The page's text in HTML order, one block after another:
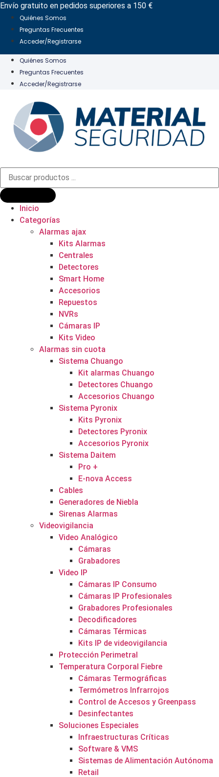
Ir
contenido
Envío gratuito en pedidos superiores a 150 €
Quiénes Somos
Preguntas Frecuentes
Acceder/Registrarse
Quiénes Somos
Preguntas Frecuentes
Acceder/Registrarse
Búsqueda
productos
Inicio
Categorías
Alarmas ajax
Kits Alarmas
Centrales
Detectores
Smart Home
Accesorios
Repuestos
NVRs
Cámaras IP
Kits Video
Alarmas sin cuota
Sistema Chuango
Kit alarmas Chuango
Detectores Chuango
Accesorios Chuango
Sistema Pyronix
Kits Pyronix
Detectores Pyronix
Accesorios Pyronix
Sistema Daitem
Pro +
E-nova Access
Cables
Generadores de Niebla
Sirenas Alarmas
Videovigilancia
Video Analógico
Cámaras
Grabadores
Video IP
Cámaras IP Consumo
Cámaras IP Profesionales
Grabadores Profesionales
Decodificadores
Cámaras Térmicas
Kits IP de videovigilancia
Protección Perimetral
Temperatura Corporal Fiebre
Cámaras Termográficas
Termómetros Infrarrojos
Control de Accesos y Greenpass
Desinfectantes
Soluciones Especiales
Infraestructuras Críticas
Software & VMS
Sistemas de Alimentación Autónoma
Retail